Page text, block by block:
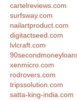
cartelreviews.com
surfsway.com
nailartproduct.com
digitactseed.com
lvlcraft.com
xenmicro.com
rodrovers.com
tripssolution.com
satta-king-india.com